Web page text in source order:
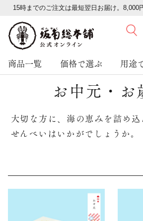
15時までのご注文は最短翌日お届け。8,000
商品一覧 価格で選ぶ 用途
お中元・お
大切な方に、海の恵みを詰め
せんべいはいかがでしょうか。